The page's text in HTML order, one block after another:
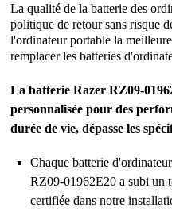
La qualité de la batterie des
politique de retour sans risque
l'ordinateur portable la
remplacer les batteries
La batterie Razer RZ09-
personnalisée pour des
durée de vie, dépasse les
Chaque batterie
RZ09-01962E20 a subi un
certifiée dans notre